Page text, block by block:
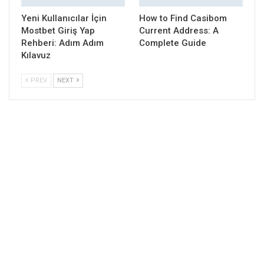
Yeni Kullanıcılar İçin
Mostbet Giriş Yap
Rehberi: Adım Adım
Kılavuz
How to Find Casibom
Current Address: A
Complete Guide
PREV NEXT